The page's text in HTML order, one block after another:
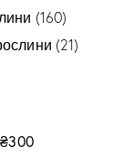
(160)
(21)
₴300